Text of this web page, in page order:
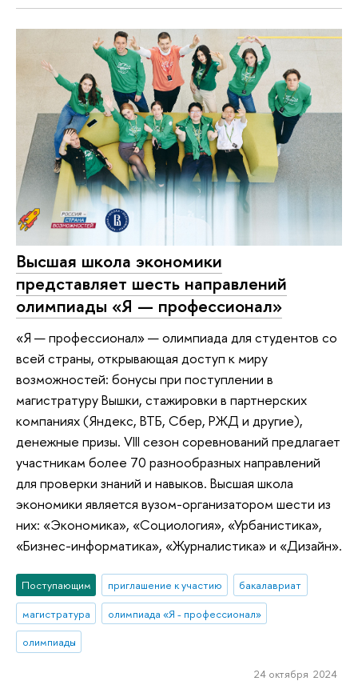
Высшая школа экономики
представляет шесть направлений
олимпиады «Я — профессионал»
«Я — профессионал» — олимпиада для студентов со
всей страны, открывающая доступ к миру
возможностей: бонусы при поступлении в
магистратуру Вышки, стажировки в партнерских
компаниях (Яндекс, ВТБ, Сбер, РЖД и другие),
денежные призы. VIII сезон соревнований предлагает
участникам более 70 разнообразных направлений
для проверки знаний и навыков. Высшая школа
экономики является вузом-организатором шести из
них: «Экономика», «Социология», «Урбанистика»,
«Бизнес-информатика», «Журналистика» и «Дизайн».
Поступающим приглашение к участию
бакалавриат
магистратура
олимпиада «Я - профессионал»
олимпиады
24 октября 2024